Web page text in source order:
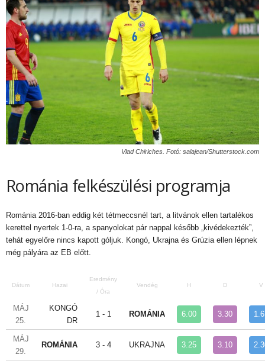
Vlad Chiriches. Fotó: salajean/Shutterstock.com
Románia felkészülési programja
Románia 2016-ban eddig két tétmeccsnél tart, a litvánok ellen tartalékos
kerettel nyertek 1-0-ra, a spanyolokat pár nappal később „kivédekezték”,
tehát egyelőre nincs kapott góljuk. Kongó, Ukrajna és Grúzia ellen lépnek
még pályára az EB előtt.
Dátum Hazai
Eredmény
/ Óra
Vendég H D V
MÁJ
25.
KONGÓ
DR
1 - 1 ROMÁNIA 6.00 3.30
MÁJ
29.
ROMÁNIA 3 - 4 UKRAJNA 3.25 3.10